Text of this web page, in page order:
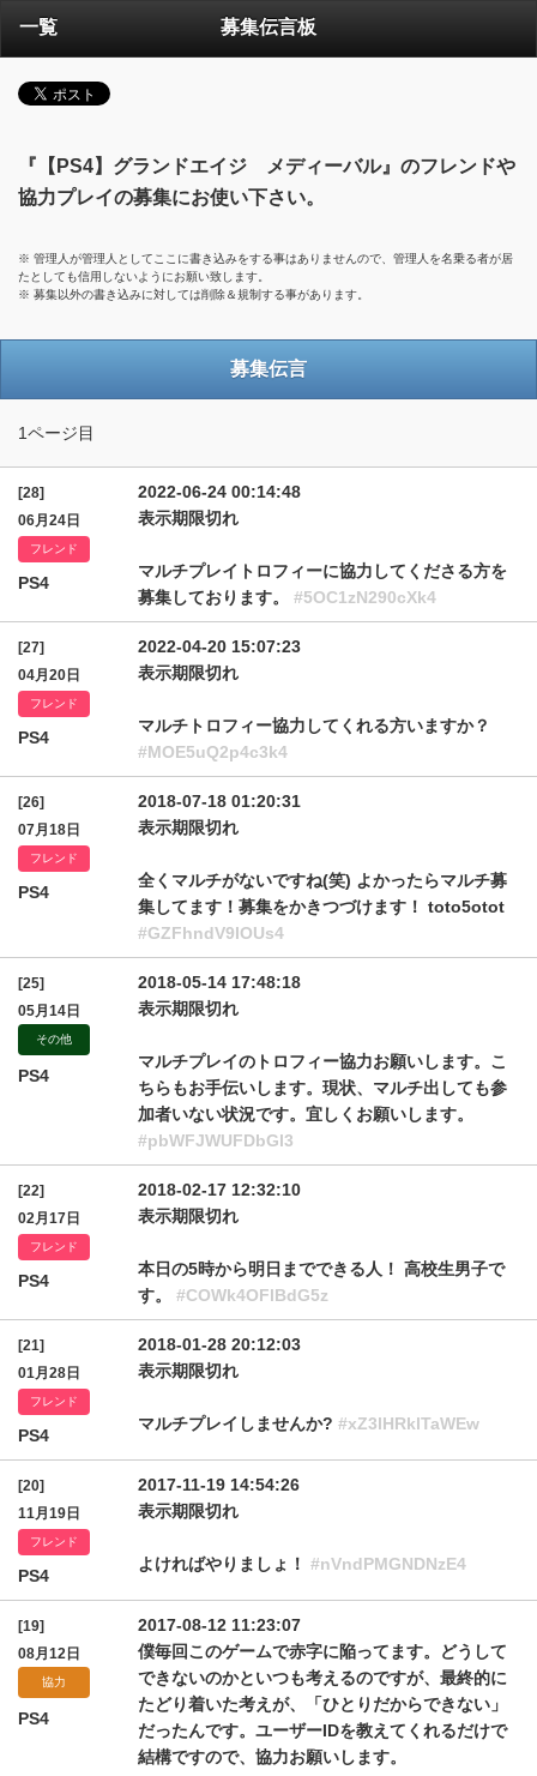
一覧 募集伝言板
『【PS4】グランドエイジ メディーバル』のフレンドや
協力プレイの募集にお使い下さい。
※ 管理人が管理人としてここに書き込みをする事はありませんので、管理人を名乗る者が居
たとしても信用しないようにお願い致します。
※ 募集以外の書き込みに対しては削除＆規制する事があります。
募集伝言
1ページ目
[28]
06月24日
フレンド
PS4
2022-06-24 00:14:48
表示期限切れ
マルチプレイトロフィーに協力してくださる方を
募集しております。 #5OC1zN290cXk4
[27]
04月20日
フレンド
PS4
2022-04-20 15:07:23
表示期限切れ
マルチトロフィー協力してくれる方いますか？
#MOE5uQ2p4c3k4
[26]
07月18日
フレンド
PS4
2018-07-18 01:20:31
表示期限切れ
全くマルチがないですね(笑) よかったらマルチ募
集してます！募集をかきつづけます！ toto5otot
#GZFhndV9IOUs4
[25]
05月14日
その他
PS4
2018-05-14 17:48:18
表示期限切れ
マルチプレイのトロフィー協力お願いします。こ
ちらもお手伝いします。現状、マルチ出しても参
加者いない状況です。宜しくお願いします。
#pbWFJWUFDbGl3
[22]
02月17日
フレンド
PS4
2018-02-17 12:32:10
表示期限切れ
本日の5時から明日までできる人！ 高校生男子で
す。 #COWk4OFlBdG5z
[21]
01月28日
フレンド
PS4
2018-01-28 20:12:03
表示期限切れ
マルチプレイしませんか? #xZ3lHRklTaWEw
[20]
11月19日
フレンド
PS4
2017-11-19 14:54:26
表示期限切れ
よければやりましょ！ #nVndPMGNDNzE4
[19]
08月12日
協力
PS4
2017-08-12 11:23:07
僕毎回このゲームで赤字に陥ってます。どうして
できないのかといつも考えるのですが、最終的に
たどり着いた考えが、「ひとりだからできない」
だったんです。ユーザーIDを教えてくれるだけで
結構ですので、協力お願いします。